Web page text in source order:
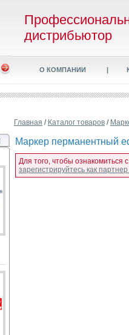
дистрибьютор
О КОМПАНИИ |
Главная / Каталог товаров /
Маркер перманентный
Для того, чтобы ознакомиться
зарегистрируйтесь как